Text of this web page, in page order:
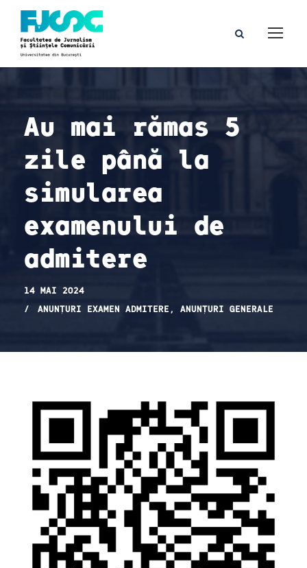
Au mai rămas 5
zile până la
simularea
examenului de
admitere
14 MAI 2024
ANUNȚURI EXAMEN ADMITERE , ANUNȚURI GENERALE